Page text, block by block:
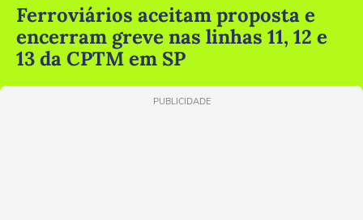
Ferroviários aceitam proposta e
encerram greve nas linhas 11, 12 e
13 da CPTM em SP
PUBLICIDADE